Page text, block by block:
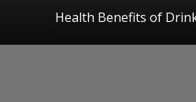
Health Benefits of